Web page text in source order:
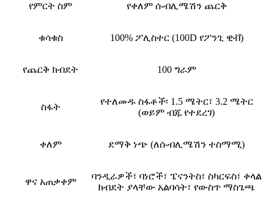
የምርት ስም የቀለም ሱብሊሜሽን ጨርቅ
ቁሳቁስ 100% ፖሊስተር (100D የፖንጊ ዊቭ)
የጨርቅ ክብደት 100 ግራም
ስፋት
የተለመዱ ስፋቶች፡ 1.5 ሜትር፣ 3.2 ሜትር
(ወይም ብጁ የተደረገ)
ቀለም ደማቅ ነጭ (ለሱብሊሜሽን ተስማሚ)
ዋና አጠቃቀም
ባንዲራዎች፣ ባነሮች፣ ፔናንትስ፣ ስካርፍስ፣ ቀላል
ክብደት ያላቸው አልባሳት፣ የውስጥ ማስጌጫ